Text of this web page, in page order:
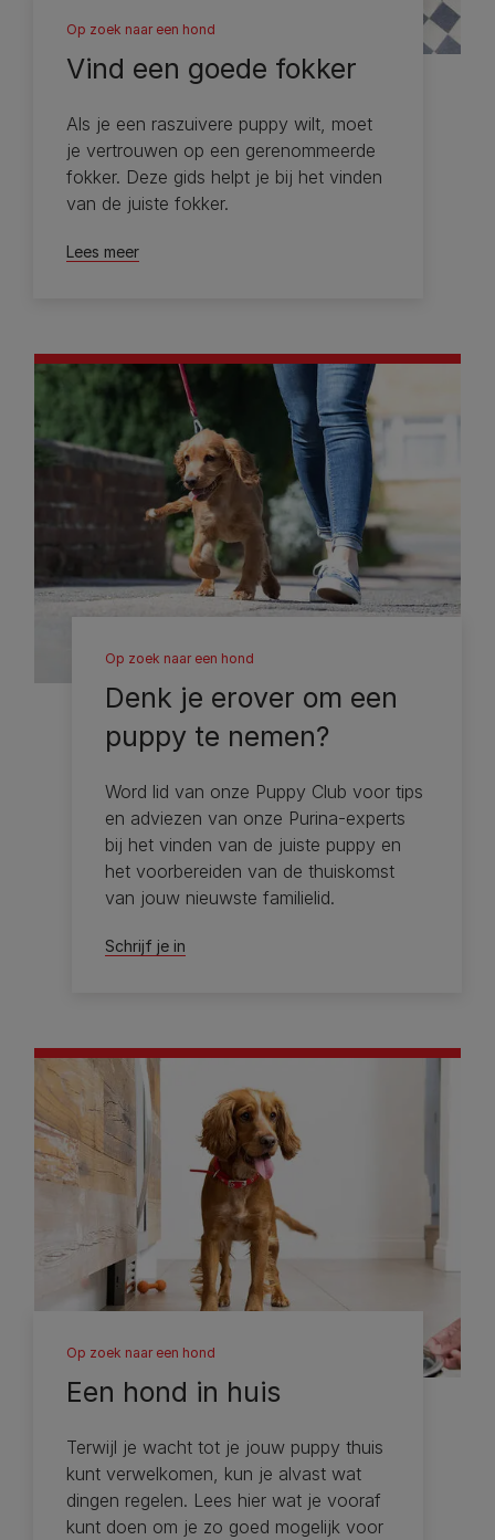
Op zoek naar een hond
Vind een goede fokker
Als je een raszuivere puppy wilt, moet
je vertrouwen op een gerenommeerde
fokker. Deze gids helpt je bij het vinden
van de juiste fokker.
Lees meer
Op zoek naar een hond
Denk je erover om een ​​
puppy te nemen?
Word lid van onze Puppy Club voor tips
en adviezen van onze Purina-experts
bij het vinden van de juiste puppy en
het voorbereiden van de thuiskomst
van jouw nieuwste familielid.
Schrijf je in
Op zoek naar een hond
Een hond in huis
Terwijl je wacht tot je jouw puppy thuis
kunt verwelkomen, kun je alvast wat
dingen regelen. Lees hier wat je vooraf
kunt doen om je zo goed mogelijk voor